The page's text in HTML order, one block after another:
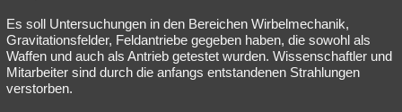
Es soll Untersuchungen in den Bereichen Wirbelmechanik,
Gravitationsfelder, Feldantriebe gegeben haben, die sowohl als
Waffen und auch als Antrieb getestet wurden. Wissenschaftler und
Mitarbeiter sind durch die anfangs entstandenen Strahlungen
verstorben.